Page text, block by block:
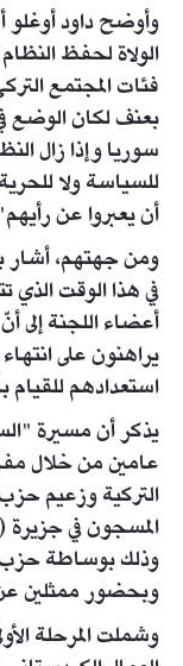
وأوضح داود
الولاة لحفظ
فئات المجتمع
بعنف لكان الوضع
سوريا وإذا زال
للسياسة ولا
أن يعبروا عن
ومن جهتهم، أشار
في هذا الوقت الذي
أعضاء اللجنة إلى
يراهنون على
استعدادهم للقيام
يذكر أن مسيرة
عامين من خلال
التركية وزعيم
وذلك بوساطة حزب
وبحضور ممثلين
وشملت المرحلة